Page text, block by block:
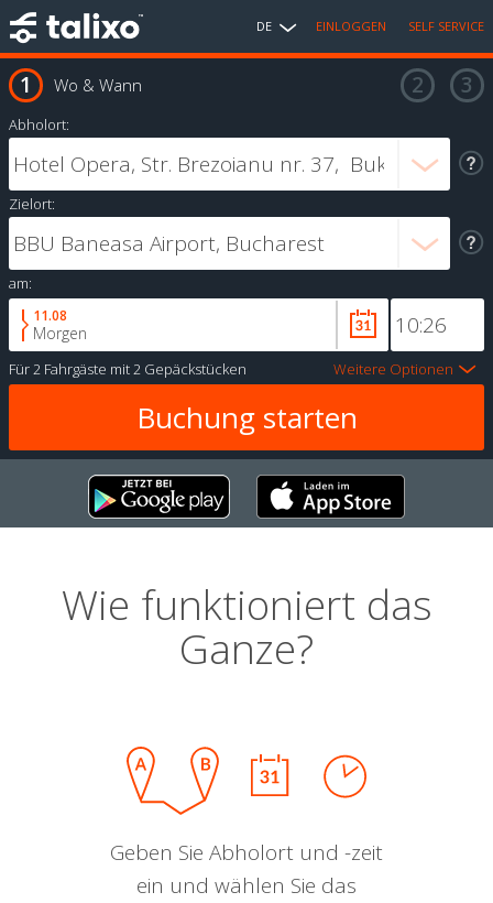
DE EINLOGGEN SELF SERVICE
Wo & Wann
Abholort:
Zielort:
am:
11.08
Morgen
Für2 Fahrgäste mit2 Gepäckstücken Weitere Optionen
Wie funktioniert das
Ganze?
Geben Sie Abholort und -zeit
ein und wählen Sie das